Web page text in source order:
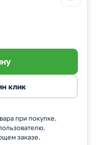
при покупке.
заказе.